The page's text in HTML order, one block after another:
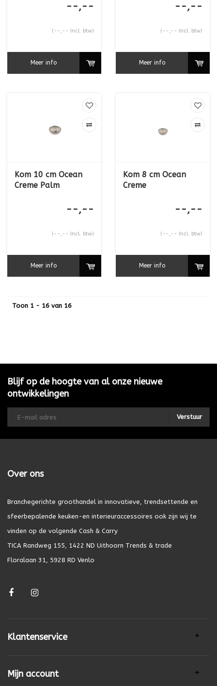
--,--
(--,-- Incl. btw)
Meer info
--,--
(--,-- Incl. btw)
Meer info
Kom 10 cm Ocean
Creme Palm
--,--
(--,-- Incl. btw)
Meer info
Kom 8 cm Ocean
Creme
--,--
(--,-- Incl. btw)
Meer info
Toon 1 - 16 van 16
Blijf op de hoogte van al onze nieuwe
ontwikkelingen
Verstuur
Over ons
Branchegerichte groothandel in innovatieve, trendsettende en
sfeerbepalende keuken-en interieuraccessoires ook zijn wij te
vinden op de volgende Cash & Carry
TICA Randweg 155, 1422 ND Uithoorn Trends & trade
Floralaan 31, 5928 RD Venlo
Klantenservice
Mijn account